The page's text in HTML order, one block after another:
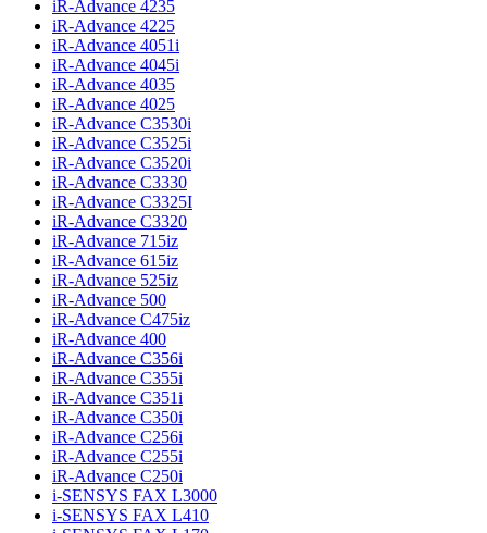
iR-Advance 4235
iR-Advance 4225
iR-Advance 4051i
iR-Advance 4045i
iR-Advance 4035
iR-Advance 4025
iR-Advance C3530i
iR-Advance C3525i
iR-Advance C3520i
iR-Advance C3330
iR-Advance C3325I
iR-Advance C3320
iR-Advance 715iz
iR-Advance 615iz
iR-Advance 525iz
iR-Advance 500
iR-Advance C475iz
iR-Advance 400
iR-Advance C356i
iR-Advance C355i
iR-Advance C351i
iR-Advance C350i
iR-Advance C256i
iR-Advance C255i
iR-Advance C250i
i-SENSYS FAX L3000
i-SENSYS FAX L410